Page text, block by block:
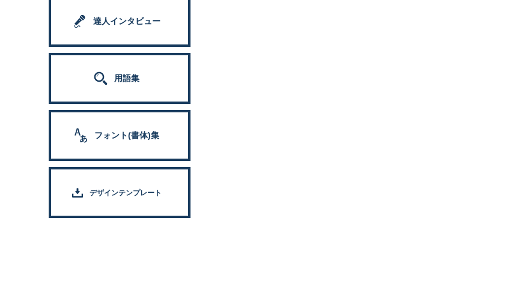
達人インタビュー
用語集
フォント(書体)集
デザインテンプレート